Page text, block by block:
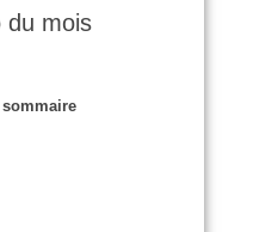
du mois
sommaire